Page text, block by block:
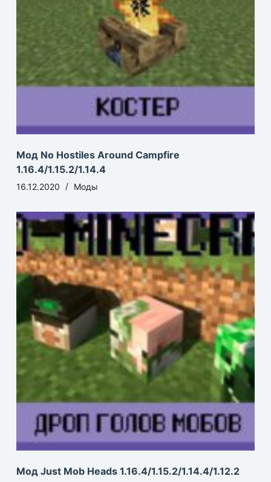
Мод No Hostiles Around Campfire
1.16.4/1.15.2/1.14.4
16.12.2020 Моды
Мод Just Mob Heads 1.16.4/1.15.2/1.14.4/1.12.2